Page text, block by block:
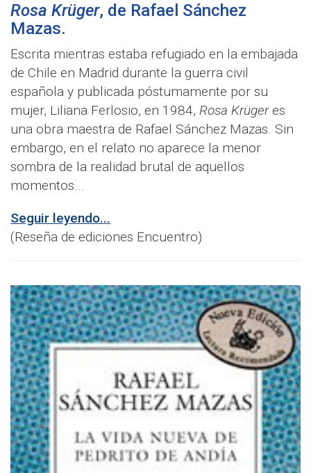
Rosa Krüger, de Rafael Sánchez
Mazas.
Escrita mientras estaba refugiado en la embajada
de Chile en Madrid durante la guerra civil
española y publicada póstumamente por su
mujer, Liliana Ferlosio, en 1984, Rosa Krügeres
una obra maestra de Rafael Sánchez Mazas. Sin
embargo, en el relato no aparece la menor
sombra de la realidad brutal de aquellos
momentos...
Seguir leyendo...
(Reseña de ediciones Encuentro)